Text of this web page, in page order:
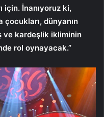
için. İnanıyoruz ki,
çocukları, dünyanın
ve kardeşlik ikliminin
rol oynayacak.”